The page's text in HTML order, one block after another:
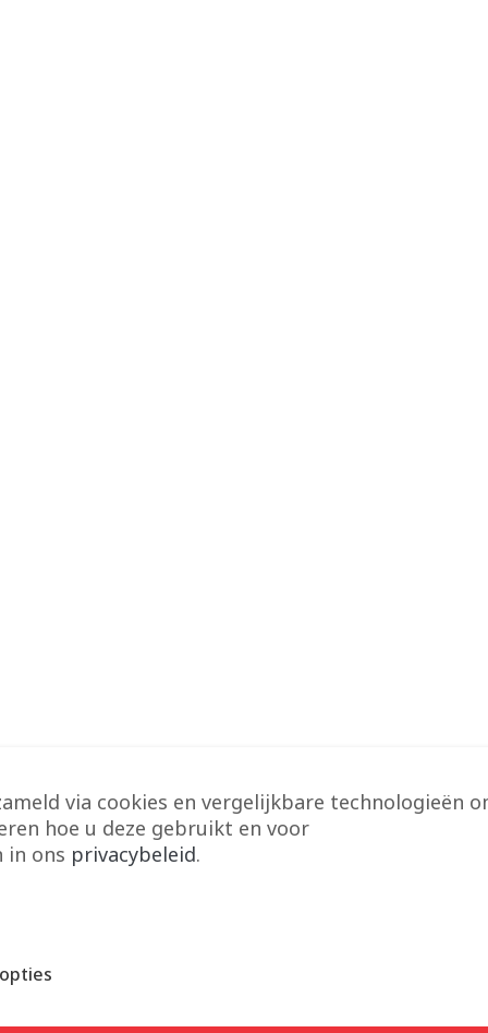
via cookies en vergelijkbare technologieën
hoe u deze gebruikt en voor
in ons privacybeleid.